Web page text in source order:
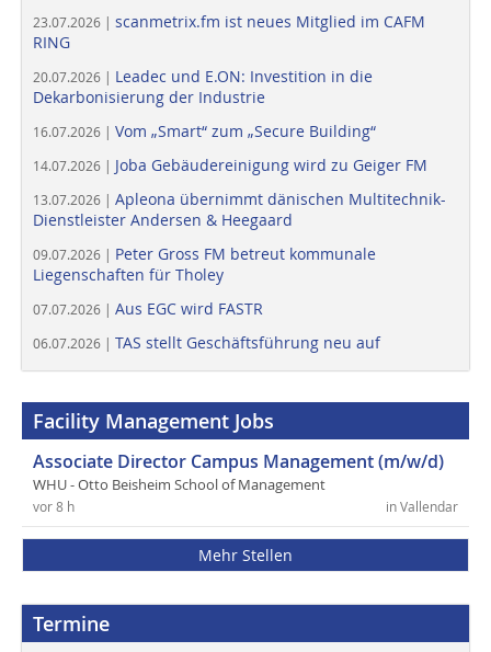
23.07.2026 | scanmetrix.fm ist neues Mitglied im CAFM
RING
20.07.2026 | Leadec und E.ON: Investition in die
Dekarbonisierung der Industrie
16.07.2026 | Vom „Smart“ zum „Secure Building“
14.07.2026 | Joba Gebäudereinigung wird zu Geiger FM
13.07.2026 | Apleona übernimmt dänischen Multitechnik-
Dienstleister Andersen & Heegaard
09.07.2026 | Peter Gross FM betreut kommunale
Liegenschaften für Tholey
07.07.2026 | Aus EGC wird FASTR
06.07.2026 | TAS stellt Geschäftsführung neu auf
Facility Management Jobs
Associate Director Campus Management (m/w/d)
WHU - Otto Beisheim School of Management
in Vallendar
vor 8 h
Mehr Stellen
Termine